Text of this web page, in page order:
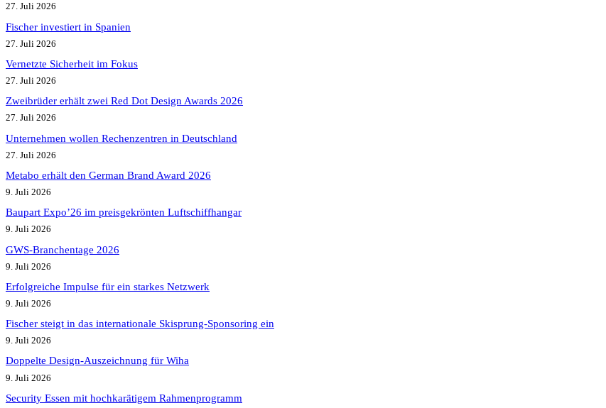
27. Juli 2026
Fischer investiert in Spanien
27. Juli 2026
Vernetzte Sicherheit im Fokus
27. Juli 2026
Zweibrüder erhält zwei Red Dot Design Awards 2026
27. Juli 2026
Unternehmen wollen Rechenzentren in Deutschland
27. Juli 2026
Metabo erhält den German Brand Award 2026
9. Juli 2026
Baupart Expo’26 im preisgekrönten Luftschiffhangar
9. Juli 2026
GWS-Branchentage 2026
9. Juli 2026
Erfolgreiche Impulse für ein starkes Netzwerk
9. Juli 2026
Fischer steigt in das internationale Skisprung-Sponsoring ein
9. Juli 2026
Doppelte Design-Auszeichnung für Wiha
9. Juli 2026
Security Essen mit hochkarätigem Rahmenprogramm